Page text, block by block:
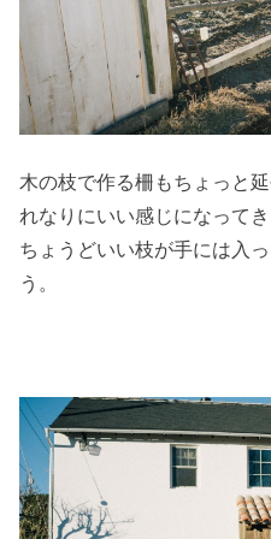
木の枝で作る柵もちょっと
れなりにいい感じになって
ちょうどいい枝が手には入
う。